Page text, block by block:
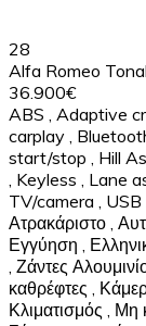
28
Alfa Romeo
36.900€
ABS , Adaptive
carplay ,
start/stop , Hill
, Keyless , Lane
TV/camera , USB
Ατρακάριστο ,
Εγγύηση ,
, Ζάντες
καθρέφτες ,
Κλιματισμός , Μη